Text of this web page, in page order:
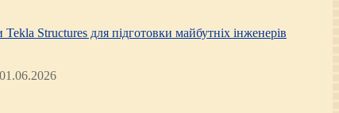
Structures для підготовки майбутніх інженерів
01.06.2026